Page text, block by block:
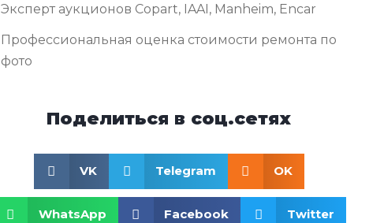
Эксперт аукционов Copart, IAAI, Manheim, Encar
Профессиональная оценка стоимости ремонта по
фото
Поделиться в соц.сетях
VK Telegram OK
WhatsApp Facebook Twitter